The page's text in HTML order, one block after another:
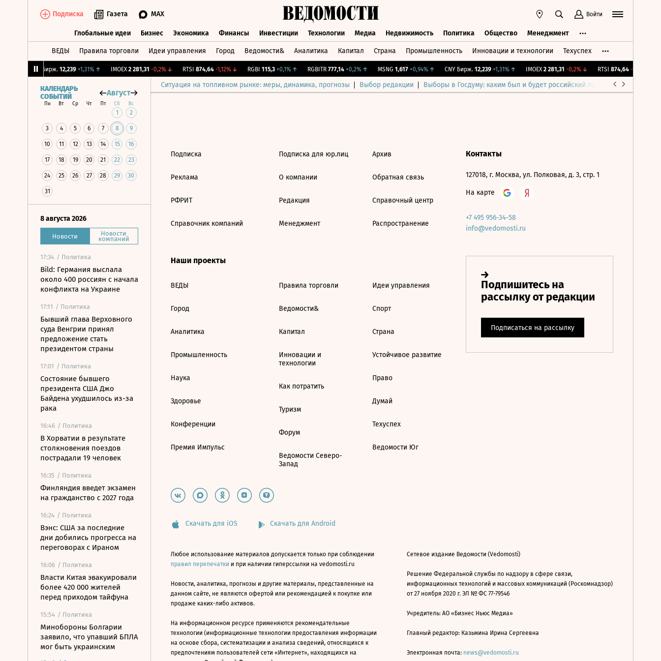
Подписка Газета MAX Войти
Глобальные идеи Бизнес Экономика Финансы Инвестиции Технологии Медиа Недвижимость Политика Общество Менеджмент
ВЕДЫ Правила торговли Идеи управления Город Ведомости& Аналитика Капитал Страна Промышленность Инновации и технологии Техуспех
CNY Бирж. 12,239 +1,31%↑ IMOEX 2 281,31 -0,2%↓ RTSI 874,64 -1,12%↓ RGBI 115,3 +0,1%↑ RGBITR 777,14 +0,2%↑ MSNG 1,617 +0,94%↑ CNY Бирж. 12,239 +1,31%↑ IMOEX 2 281,31 -0,2%↓ RTSI 874,64 -1,12%
Ситуация на топливном рынке: меры, динамика, прогнозы Выбор редакции Выборы в Госдуму: каким был и будет российский парламент
КАЛЕНДАРЬ
СОБЫТИЙ
Август
Пн Вт Ср Чт Пт Сб Вс
1 2
3 4 5 6 7 8 9
10 11 12 13 14 15 16
17 18 19 20 21 22 23
24 25 26 27 28 29 30
31
8 августа 2026
Новости Новости
компаний
17:34 / Политика
Bild: Германия выслала
около 400 россиян с начала
конфликта на Украине
17:11 / Политика
Бывший глава Верховного
суда Венгрии принял
предложение стать
президентом страны
17:01 / Политика
Состояние бывшего
президента США Джо
Байдена ухудшилось из-за
рака
16:46 / Политика
В Хорватии в результате
столкновения поездов
пострадали 19 человек
16:35 / Политика
Финляндия введет экзамен
на гражданство с 2027 года
16:24 / Политика
Вэнс: США за последние
дни добились прогресса на
переговорах с Ираном
16:06 / Политика
Власти Китая эвакуировали
более 420 000 жителей
перед приходом тайфуна
15:54 / Политика
Минобороны Болгарии
заявило, что упавший БПЛА
мог быть украинским
Подписка
Реклама
РФРИТ
Справочник компаний
Подписка для юр.лиц
О компании
Редакция
Менеджмент
Архив
Обратная связь
Справочный центр
Распространение
Наши проекты
ВЕДЫ
Город
Аналитика
Промышленность
Наука
Здоровье
Конференции
Премия Импульс
Правила торговли
Ведомости&
Капитал
Инновации и
технологии
Как потратить
Туризм
Форум
Ведомости Северо-
Запад
Идеи управления
Спорт
Страна
Устойчивое развитие
Право
Думай
Техуспех
Ведомости Юг
Контакты
127018, г. Москва, ул. Полковая, д. 3, стр. 1
На карте
+7 495 956-34-58
info@vedomosti.ru
Скачать для iOS Скачать для Android
Любое использование материалов допускается только при соблюдении
правил перепечатки и при наличии гиперссылки на vedomosti.ru
Новости, аналитика, прогнозы и другие материалы, представленные на
данном сайте, не являются офертой или рекомендацией к покупке или
продаже каких-либо активов.
На информационном ресурсе применяются рекомендательные
технологии (информационные технологии предоставления информации
на основе сбора, систематизации и анализа сведений, относящихся к
предпочтениям пользователей сети «Интернет», находящихся на
Сетевое издание Ведомости (Vedomosti)
Решение Федеральной службы по надзору в сфере связи,
информационных технологий и массовых коммуникаций (Роскомнадзор)
от 27 ноября 2020 г. ЭЛ № ФС 77-79546
Учредитель: АО «Бизнес Ньюс Медиа»
Главный редактор: Казьмина Ирина Сергеевна
Электронная почта: news@vedomosti.ru